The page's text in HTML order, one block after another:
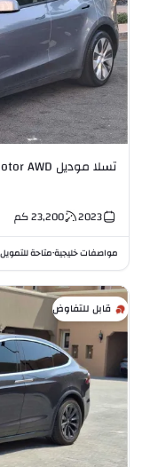
تسلا موديل Y Long Range Dual Motor AWD
2023
23,200كم
مواصفات خليجية•متاحة للتمويل
قابل للتفاوض